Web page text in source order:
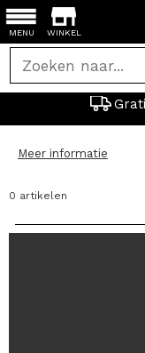
WINKEL
MENU
Meer informatie
0 artikelen